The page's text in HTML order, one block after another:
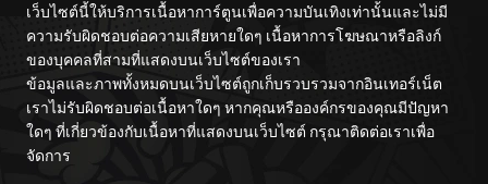
เว็บไซต์นี้ให้บริการเนื้อหาการ์ตูนเพื่อความบันเทิงเท่านั้นและไม่มี
ความรับผิดชอบต่อความเสียหายใดๆ เนื้อหาการโฆษณาหรือลิงก์
ของบุคคลที่สามที่แสดงบนเว็บไซต์ของเรา
ข้อมูลและภาพทั้งหมดบนเว็บไซต์ถูกเก็บรวบรวมจากอินเทอร์เน็ต
เราไม่รับผิดชอบต่อเนื้อหาใดๆ หากคุณหรือองค์กรของคุณมีปัญหา
ใดๆ ที่เกี่ยวข้องกับเนื้อหาที่แสดงบนเว็บไซต์ กรุณาติดต่อเราเพื่อ
จัดการ